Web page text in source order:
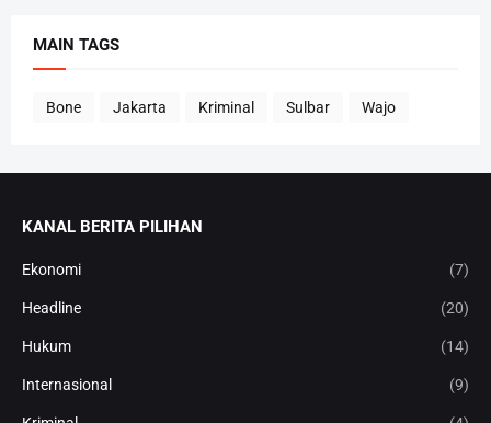
MAIN TAGS
Bone Jakarta Kriminal Sulbar Wajo
KANAL BERITA PILIHAN
Ekonomi (7)
Headline (20)
Hukum (14)
Internasional (9)